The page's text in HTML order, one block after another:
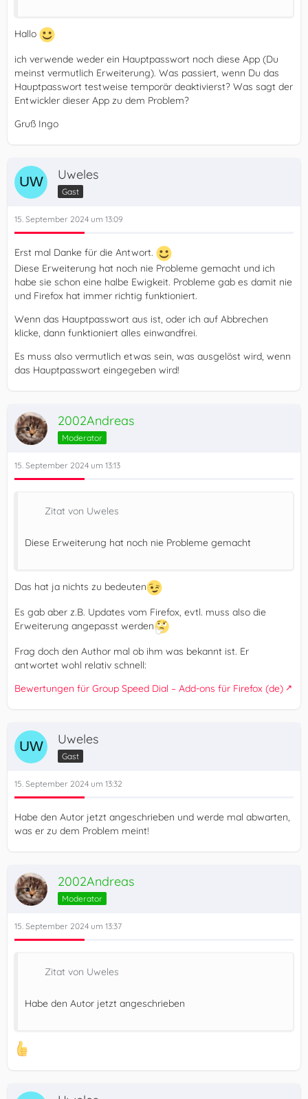
Hallo
ich verwende weder ein Hauptpasswort noch diese App (Du
meinst vermutlich Erweiterung). Was passiert, wenn Du das
Hauptpasswort testweise temporär deaktivierst? Was sagt der
Entwickler dieser App zu dem Problem?
Gruß Ingo
Uweles
Gast
15. September 2024 um 13:09
Erst mal Danke für die Antwort.
Diese Erweiterung hat noch nie Probleme gemacht und ich
habe sie schon eine halbe Ewigkeit. Probleme gab es damit nie
und Firefox hat immer richtig funktioniert.
Wenn das Hauptpasswort aus ist, oder ich auf Abbrechen
klicke, dann funktioniert alles einwandfrei.
Es muss also vermutlich etwas sein, was ausgelöst wird, wenn
das Hauptpasswort eingegeben wird!
2002Andreas
Moderator
15. September 2024 um 13:13
Zitat von Uweles
Diese Erweiterung hat noch nie Probleme gemacht
Das hat ja nichts zu bedeuten
Es gab aber z.B. Updates vom Firefox, evtl. muss also die
Erweiterung angepasst werden
Frag doch den Author mal ob ihm was bekannt ist. Er
antwortet wohl relativ schnell:
Bewertungen für Group Speed Dial – Add-ons für Firefox (de)
Uweles
Gast
15. September 2024 um 13:32
Habe den Autor jetzt angeschrieben und werde mal abwarten,
was er zu dem Problem meint!
2002Andreas
Moderator
15. September 2024 um 13:37
Zitat von Uweles
Habe den Autor jetzt angeschrieben